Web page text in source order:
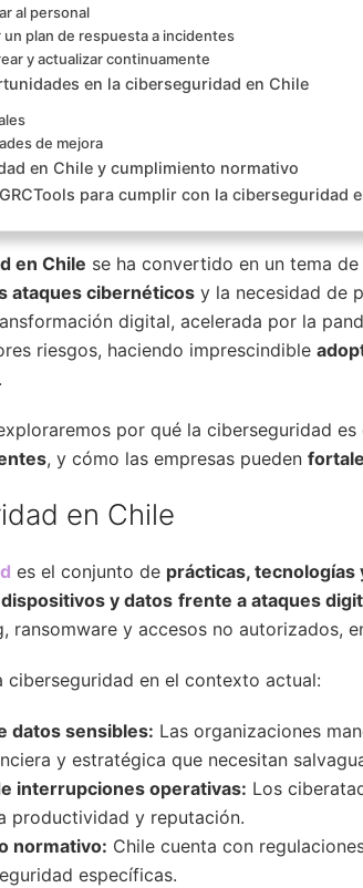
al personal
un plan de respuesta a incidentes
y actualizar continuamente
en la ciberseguridad en Chile
de mejora
en Chile y cumplimiento normativo
para cumplir con la ciberseguridad
en Chile se ha convertido en un tema
ataques cibernéticos y la necesidad de
digital, acelerada por la
riesgos, haciendo imprescindible
.
por qué la ciberseguridad es
, y cómo las empresas pueden
en Chile
es el conjunto de prácticas,
y datos frente a ataques
ransomware y accesos no autorizados,
ciberseguridad en el contexto actual:
datos sensibles: Las organizaciones
y estratégica que necesitan
interrupciones operativas: Los
productividad y reputación.
normativo: Chile cuenta con
específicas.